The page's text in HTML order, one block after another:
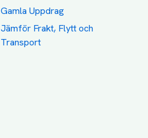
Gamla Uppdrag
Jämför Frakt, Flytt och
Transport